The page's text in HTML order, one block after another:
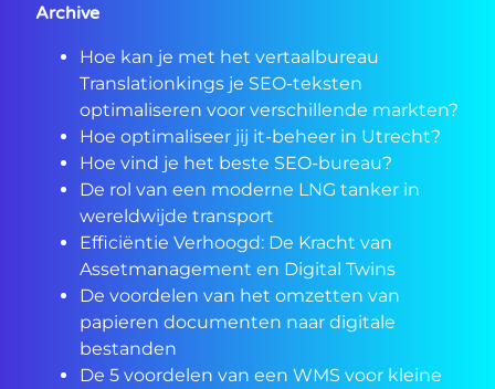
Archive
Hoe kan je met het vertaalbureau
Translationkings je SEO-teksten
optimaliseren voor verschillende markten?
Hoe optimaliseer jij it-beheer in Utrecht?
Hoe vind je het beste SEO-bureau?
De rol van een moderne LNG tanker in
wereldwijde transport
Efficiëntie Verhoogd: De Kracht van
Assetmanagement en Digital Twins
De voordelen van het omzetten van
papieren documenten naar digitale
bestanden
De 5 voordelen van een WMS voor kleine